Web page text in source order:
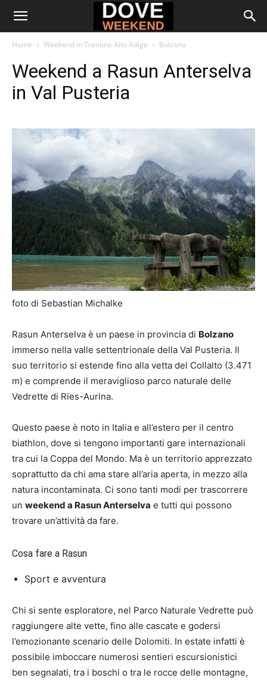
Home Weekend in Trentino Alto Adige Bolzano
Weekend a Rasun Anterselva
in Val Pusteria
foto di Sebastian Michalke
Rasun Anterselva è un paese in provincia di Bolzano
immerso nella valle settentrionale della Val Pusteria. Il
suo territorio si estende fino alla vetta del Collalto (3.471
m) e comprende il meraviglioso parco naturale delle
Vedrette di Ries-Aurina.
Questo paese è noto in Italia e all’estero per il centro
biathlon, dove si tengono importanti gare internazionali
tra cui la Coppa del Mondo. Ma è un territorio apprezzato
soprattutto da chi ama stare all’aria aperta, in mezzo alla
natura incontaminata. Ci sono tanti modi per trascorrere
un weekend a Rasun Anterselva e tutti qui possono
trovare un’attività da fare.
Cosa fare a Rasun
Sport e avventura
Chi si sente esploratore, nel Parco Naturale Vedrette può
raggiungere alte vette, fino alle cascate e godersi
l’emozionante scenario delle Dolomiti. In estate infatti è
possibile imboccare numerosi sentieri escursionistici
ben segnalati, tra i boschi o tra le rocce delle montagne,